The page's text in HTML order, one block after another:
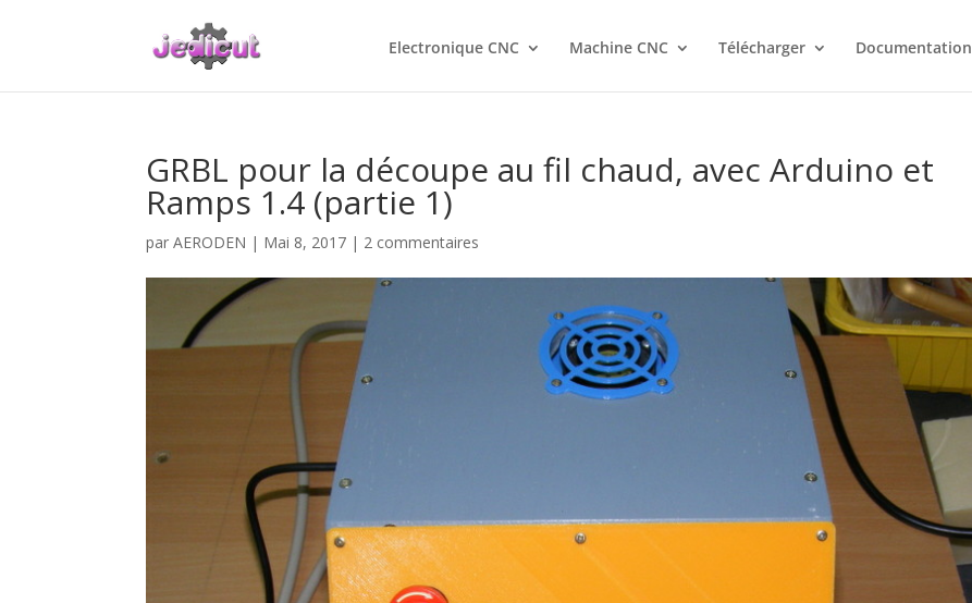
Electronique CNC Machine CNC Télécharger Documentation
GRBL pour la découpe au fil chaud, avec Arduino et
Ramps 1.4 (partie 1)
parAERODEN | Mai 8, 2017 | 2 commentaires